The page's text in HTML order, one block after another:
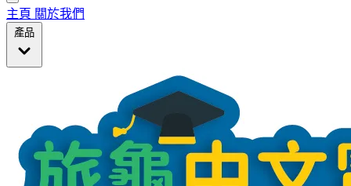
主頁 關於我們
產品